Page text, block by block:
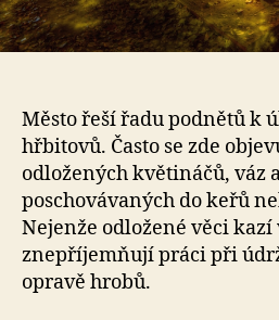
Město řeší řadu podnětů k
hřbitovů. Často se zde
odložených květináčů, váz
poschovávaných do keřů
Nejenže odložené věci kazí
znepříjemňují práci při
opravě hrobů.